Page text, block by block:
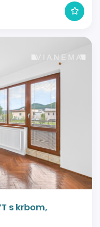
s krbom,